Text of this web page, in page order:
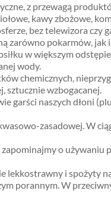
z przewagą
kawy zbożowe,
bez telewizora czy
zarówno pokarmów,
w większym
wody.
chemicznych,
sztucznie wzbogacanej.
garści naszych dłoni
zasadowej. W
o
lekkostrawny i spożyty
porannym. W